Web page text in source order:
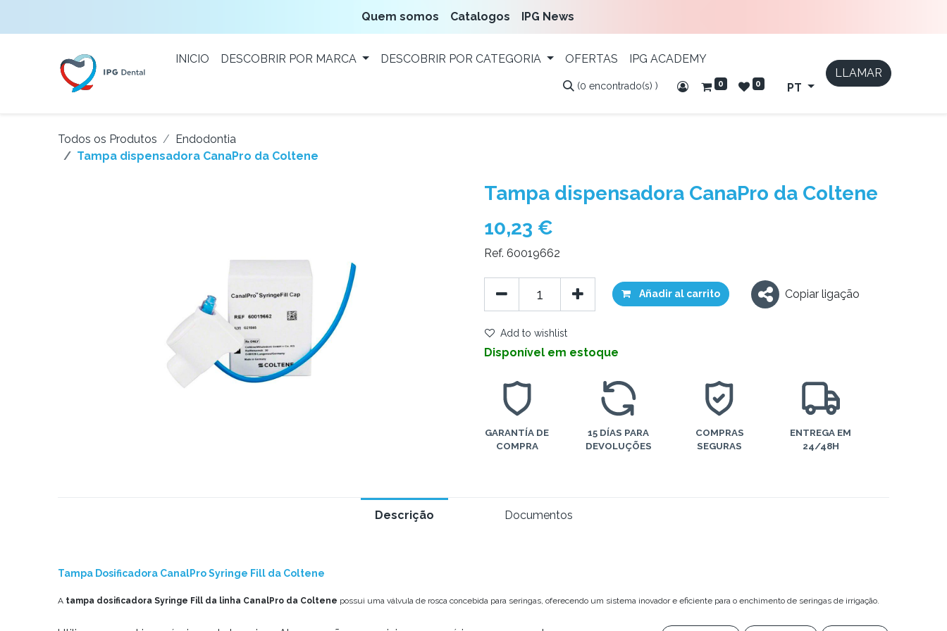
Quem somos Catalogos IPG News
INICIO DESCOBRIR POR MARCA DESCOBRIR POR CATEGORIA OFERTAS IPG ACADEMY
(0 encontrado(s) ) 0 0 PT
LLAMAR
Todos os Produtos
Endodontia
Tampa dispensadora CanaPro da Coltene
Tampa dispensadora CanaPro da Coltene
10,23 €
Ref. 60019662
Añadir al carrito Copiar ligação
Add to wishlist
Disponível em estoque
GARANTÍA DE
COMPRA
15 DÍAS PARA
DEVOLUÇÕES
COMPRAS
SEGURAS
ENTREGA EM
24/48H
Descrição Documentos
Tampa Dosificadora CanalPro Syringe Fill da Coltene
A tampa dosificadora Syringe Fill da linha CanalPro da Coltene possui uma válvula de rosca concebida para seringas, oferecendo um sistema inovador e eficiente para o enchimento de seringas de irrigação.